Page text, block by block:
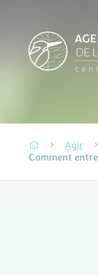
Agir
Comment